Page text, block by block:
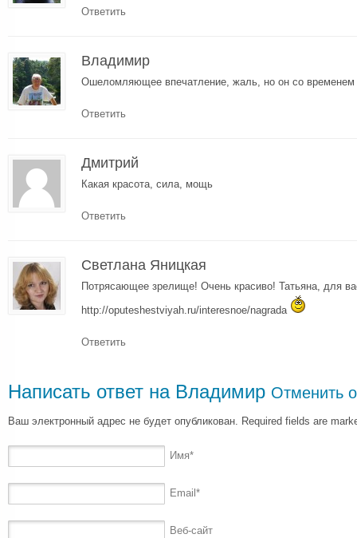
Ответить
Владимир
Ошеломляющее впечатление, жаль, но он со временем
Ответить
Дмитрий
Какая красота, сила, мощь
Ответить
Светлана Яницкая
Потрясающее зрелище! Очень красиво! Татьяна, для
http://oputeshestviyah.ru/interesnoe/nagrada
Ответить
Написать ответ на Владимир Отменить
Ваш электронный адрес не будет опубликован. Required fields are
Имя*
Email *
Веб-сайт